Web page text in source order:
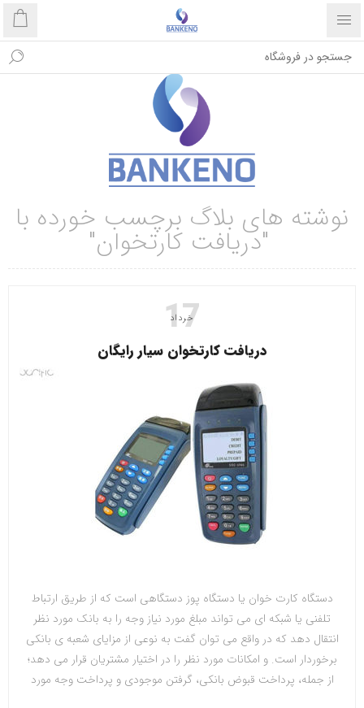
نوشته های بلاگ برچسب خورده با
"دریافت کارتخوان"
17
خرداد
دریافت کارتخوان سیار رایگان
دستگاه کارت خوان یا دستگاه پوز دستگاهی است که از طریق ارتباط
تلفنی یا شبکه ای می تواند مبلغ مورد نیاز وجه را به بانک مورد نظر
انتقال دهد که در واقع می توان گفت به نوعی از مزایای شعبه ی بانکی
برخوردار است. و امکانات مورد نظر را در اختیار مشتریان قرار می دهد؛
از جمله، پرداخت قبوض بانکی، گرفتن موجودی و پرداخت وجه مورد